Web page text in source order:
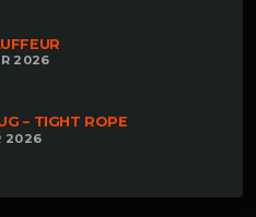
2026
– TIGHT ROPE
2026